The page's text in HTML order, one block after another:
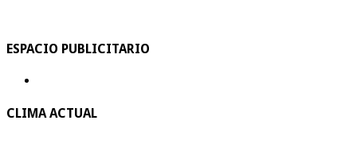
ESPACIO PUBLICITARIO
CLIMA ACTUAL